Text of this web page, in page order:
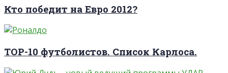
Кто победит на Евро 2012?
TOP-10 футболистов. Список Карлоса.